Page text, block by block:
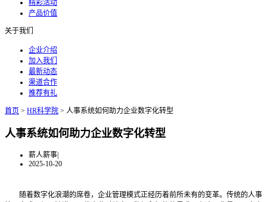
精彩活动
产品价值
关于我们
企业介绍
加入我们
最新动态
渠道合作
推荐有礼
首页 > HR科学院 > 人事系统如何助力企业数字化转型
人事系统如何助力企业数字化转型
薪人薪事|
2025-10-20
随着数字化浪潮的席卷，企业管理模式正经历着前所未有的变革。传统的人事